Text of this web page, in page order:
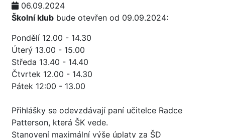
06.09.2024
Školní klub bude otevřen od 09.09.2024:
Pondělí 12.00 - 14.30
Úterý 13.00 - 15.00
Středa 13.40 - 14.40
Čtvrtek 12.00 - 14.30
Pátek 12:00 - 13.00
Přihlášky se odevzdávají paní učitelce Radce
Patterson, která ŠK vede.
Stanovení maximální výše úplaty za ŠD